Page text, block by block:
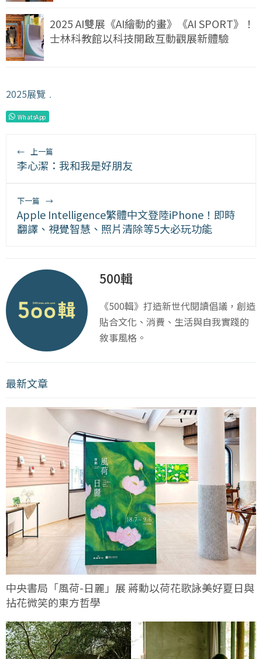
2025 AI雙展《AI繪動的畫》《AI SPORT》！
士林科教館以科技開啟互動觀展新體驗
2025展覽 ﹒
WhatsApp
← 上一篇
李心潔：我和我是好朋友
下一篇 →
Apple Intelligence繁體中文登陸iPhone！即時
翻譯、視覺智慧、照片清除等5大必玩功能
500輯
《500輯》打造新世代閱讀倡議，創造
貼合文化、消費、生活與自我實踐的
敘事風格。
最新文章
中央書局「風荷-日麗」展 蔣勳以荷花歌詠美好夏日與
拈花微笑的東方哲學